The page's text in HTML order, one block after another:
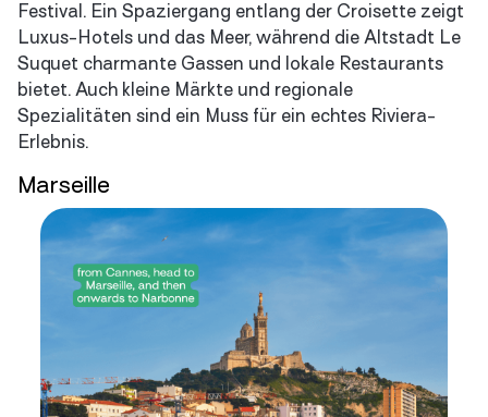
Festival. Ein Spaziergang entlang der Croisette zeigt
Luxus-Hotels und das Meer, während die Altstadt Le
Suquet charmante Gassen und lokale Restaurants
bietet. Auch kleine Märkte und regionale
Spezialitäten sind ein Muss für ein echtes Riviera-
Erlebnis.
Marseille